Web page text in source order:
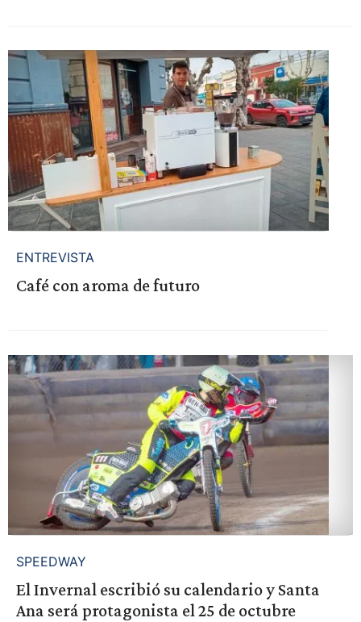
ENTREVISTA
Café con aroma de futuro
SPEEDWAY
El Invernal escribió su calendario y Santa
Ana será protagonista el 25 de octubre